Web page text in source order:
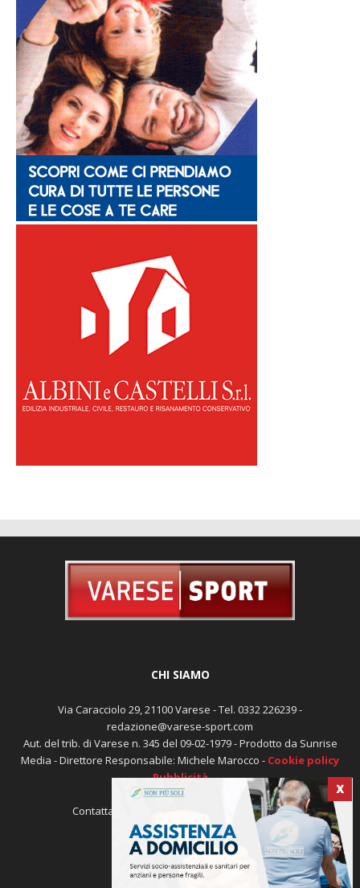
X
CHI SIAMO
Via Caracciolo 29, 21100 Varese - Tel. 0332 226239 -
redazione@varese-sport.com
Aut. del trib. di Varese n. 345 del 09-02-1979 - Prodotto da Sunrise
Media - Direttore Responsabile: Michele Marocco - Cookie policy
Pubblicità
Contattaci: redazione@varese-sport.com
SEGUICI